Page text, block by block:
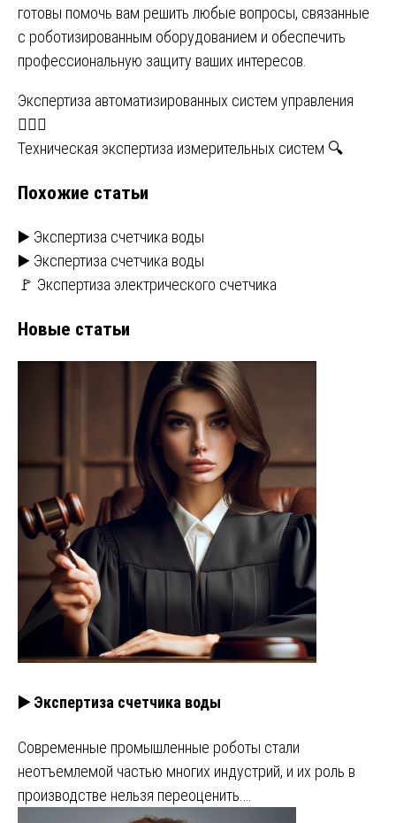
готовы помочь вам решить любые вопросы, связанные
с роботизированным оборудованием и обеспечить
профессиональную защиту ваших интересов.
Навигация
по
Экспертиза автоматизированных систем управления
🕵️‍♂️⚙️
Техническая экспертиза измерительных систем 🔍
Похожие статьи
▶️ Экспертиза счетчика воды
▶️ Экспертиза счетчика воды
🚩 Экспертиза электрического счетчика
Новые статьи
▶️ Экспертиза счетчика воды
Современные промышленные роботы стали
неотъемлемой частью многих индустрий, и их роль в
производстве нельзя переоценить.…